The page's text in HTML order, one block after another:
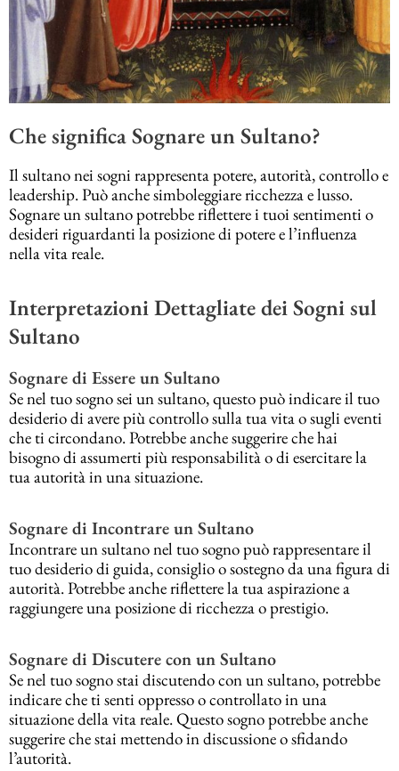
Che significa Sognare un Sultano?
Il sultano nei sogni rappresenta potere, autorità, controllo e
leadership. Può anche simboleggiare ricchezza e lusso.
Sognare un sultano potrebbe riflettere i tuoi sentimenti o
desideri riguardanti la posizione di potere e l’influenza
nella vita reale.
Interpretazioni Dettagliate dei Sogni sul
Sultano
Sognare di Essere un Sultano
Se nel tuo sogno sei un sultano, questo può indicare il tuo
desiderio di avere più controllo sulla tua vita o sugli eventi
che ti circondano. Potrebbe anche suggerire che hai
bisogno di assumerti più responsabilità o di esercitare la
tua autorità in una situazione.
Sognare di Incontrare un Sultano
Incontrare un sultano nel tuo sogno può rappresentare il
tuo desiderio di guida, consiglio o sostegno da una figura di
autorità. Potrebbe anche riflettere la tua aspirazione a
raggiungere una posizione di ricchezza o prestigio.
Sognare di Discutere con un Sultano
Se nel tuo sogno stai discutendo con un sultano, potrebbe
indicare che ti senti oppresso o controllato in una
situazione della vita reale. Questo sogno potrebbe anche
suggerire che stai mettendo in discussione o sfidando
l’autorità.